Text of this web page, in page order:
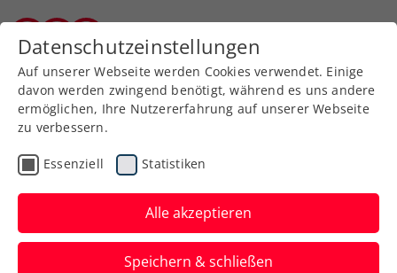
Zurück zur Newsübersicht
ATP
Neumayer bei Italien-
Challenger erst im Finale
gestoppt
Datenschutzeinstellungen
Auf unserer Webseite werden Cookies verwendet. Einige
davon werden zwingend benötigt, während es uns andere
ermöglichen, Ihre Nutzererfahrung auf unserer Webseite
zu verbessern.
Essenziell Statistiken
Alle akzeptieren
Speichern & schließen